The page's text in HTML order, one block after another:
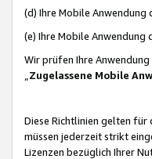
(d) Ihre Mobile Anwendung
(e) Ihre Mobile
Wir prüfen Ihre
„Zugelassene Mobile
Diese Richtlinien gelten für
müssen jederzeit strikt
Lizenzen bezüglich Ihrer